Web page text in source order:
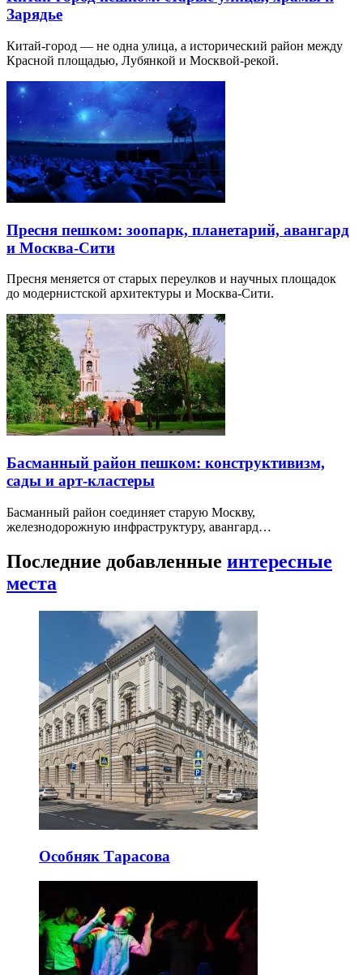
Зарядье
Китай-город — не одна улица, а исторический район между
Красной площадью, Лубянкой и Москвой-рекой.
Пресня пешком: зоопарк, планетарий, авангард
и Москва-Сити
Пресня меняется от старых переулков и научных площадок
до модернистской архитектуры и Москва-Сити.
Басманный район пешком: конструктивизм,
сады и арт-кластеры
Басманный район соединяет старую Москву,
железнодорожную инфраструктуру, авангард…
Последние добавленные интересные
места
Особняк Тарасова